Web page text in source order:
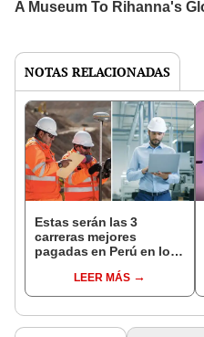
NOTAS RELACIONADAS
Estas serán las 3
carreras mejores
pagadas en Perú en los
LEER MÁS